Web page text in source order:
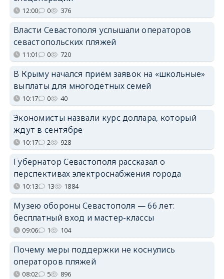
12:00 0 376
Власти Севастополя услышали операторов
севастопольских пляжей
11:01 0 720
В Крыму начался приём заявок на «школьные»
выплаты для многодетных семей
10:17 0 40
Экономисты назвали курс доллара, который
ждут в сентябре
10:17 2 928
Губернатор Севастополя рассказал о
перспективах электроснабжения города
10:13 13 1884
Музею обороны Севастополя — 66 лет:
бесплатный вход и мастер-классы
09:06 1 104
Почему меры поддержки не коснулись
операторов пляжей
08:02 5 896